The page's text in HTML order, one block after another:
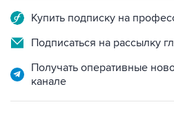
Купить подписку на
Подписаться на рассылку
Получать оперативные
канале